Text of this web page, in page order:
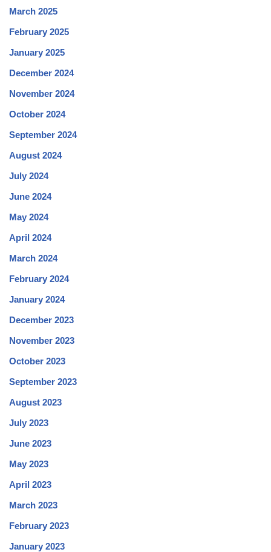
March 2025
February 2025
January 2025
December 2024
November 2024
October 2024
September 2024
August 2024
July 2024
June 2024
May 2024
April 2024
March 2024
February 2024
January 2024
December 2023
November 2023
October 2023
September 2023
August 2023
July 2023
June 2023
May 2023
April 2023
March 2023
February 2023
January 2023